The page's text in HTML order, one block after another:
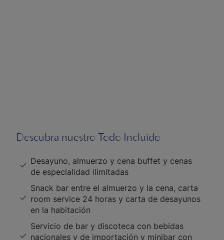
Descubra nuestro Todo Incluido
Desayuno, almuerzo y cena buffet y cenas
de especialidad ilimitadas
Snack bar entre el almuerzo y la cena, carta
room service 24 horas y carta de desayunos
en la habitación
Servicio de bar y discoteca con bebidas
nacionales y de importación y minibar con